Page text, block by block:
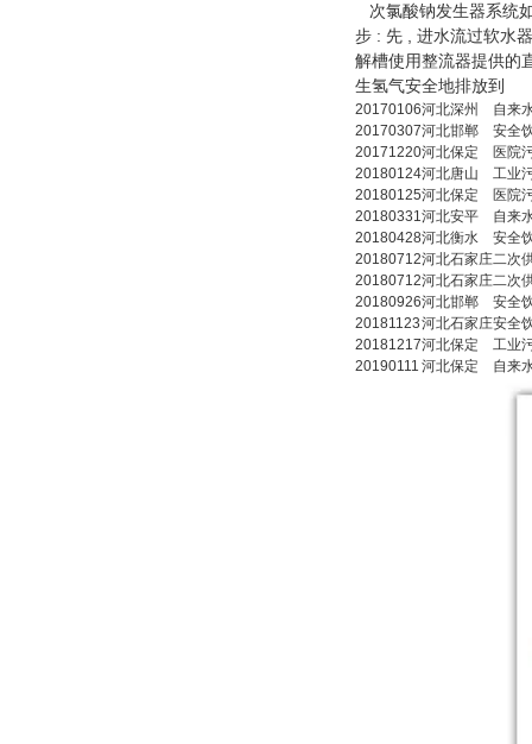
次氯酸钠发生器系统
步 : 先 , 进水流过软水
解槽使用整流器提供的
生氢气安全地排放到
20170106河北深州
自来
20170307河北邯郸
安全
20171220河北保定
医院
20180124河北唐山
工业
20180125河北保定
医院
20180331河北安平
自来
20180428河北衡水
安全
20180712河北石家庄二次
20180712河北石家庄二次
20180926河北邯郸
安全
20181123河北石家庄安全
20181217河北保定
工业
20190111 河北保定 自来